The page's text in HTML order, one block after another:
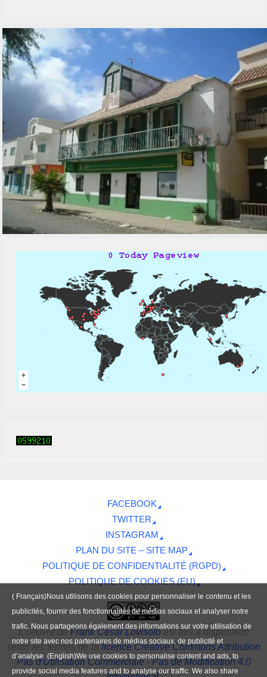
FACEBOOK
TWITTER
INSTAGRAM
PLAN DU SITE – SITE MAP
POLITIQUE DE CONFIDENTIALITÉ (RGPD)
POLITIQUE DE COOKIES (EU)
L'oeuvredeFrank César Lovisoloest mis à disposition
selon les termes de lalicence Creative Commons Attribution
Pas d'Utilisation Commerciale - Pas de Modification 4.0
( Français)Nous utilisons des cookies pour personnaliser le contenu et les
publicités, fournir des fonctionnalités de médias sociaux et analyser notre
trafic. Nous partageons également des informations sur votre utilisation de
notre site avec nos partenaires de médias sociaux, de publicité et
d’analyse. (English)We use cookies to personalise content and ads, to
provide social media features and to analyse our traffic. We also share